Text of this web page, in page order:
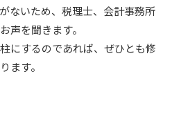
ないため、税理士、会計事務所
声を聞きます。
にするのであれば、ぜひとも修
ます。